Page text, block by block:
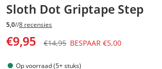
Sloth Dot Griptape Step
5,0//8 recensies
€9,95 €14,95 BESPAAR€5,00
Op voorraad (5+ stuks)